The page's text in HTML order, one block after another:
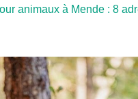
animaux à Mende : 8